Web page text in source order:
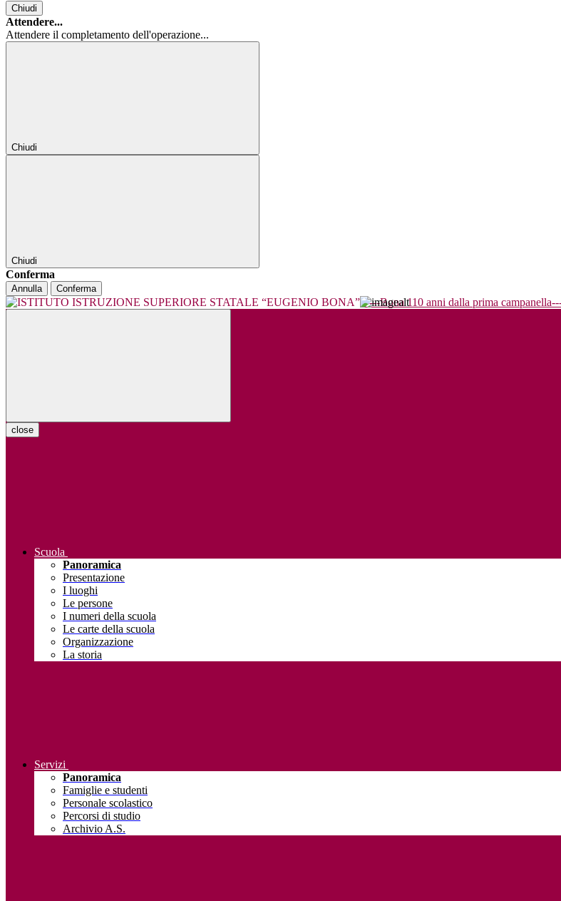
Chiudi
Attendere...
Attendere il completamento dell'operazione...
Chiudi
Chiudi
Conferma
Annulla Conferma
----Bona 110 anni dalla prima
close
Scuola
Panoramica
Presentazione
I luoghi
Le persone
I numeri della scuola
Le carte della scuola
Organizzazione
La storia
Servizi
Panoramica
Famiglie e studenti
Personale scolastico
Percorsi di studio
Archivio A.S.